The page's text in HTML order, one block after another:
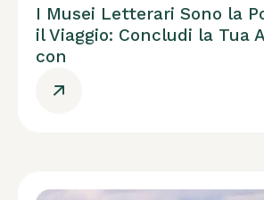
I Musei Letterari Sono la
il Viaggio: Concludi la Tua
con